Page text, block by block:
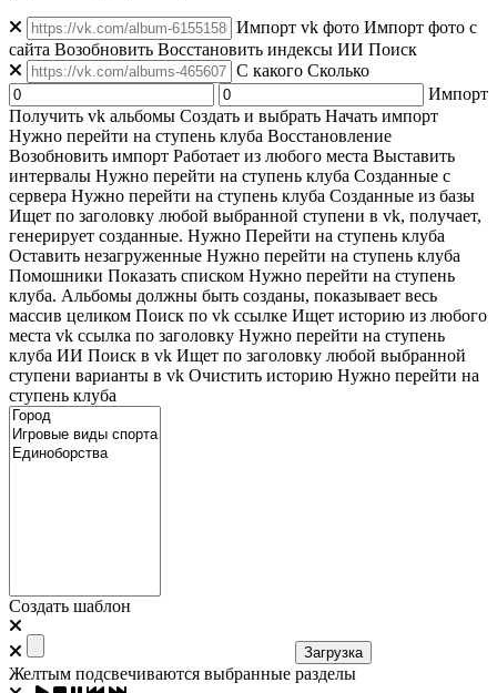
Импорт vk фото Импорт фото с
сайта Возобновить Восстановить индексы ИИ Поиск
C какого Сколько
Импорт
Получить vk альбомы Создать и выбрать Начать импорт
Нужно перейти на ступень клуба Восстановление
Возобновить импорт Работает из любого места Выставить
интервалы Нужно перейти на ступень клуба Созданные с
сервера Нужно перейти на ступень клуба Созданные из базы
Ищет по заголовку любой выбранной ступени в vk, получает,
генерирует созданные. Нужно Перейти на ступень клуба
Оставить незагруженные Нужно перейти на ступень клуба
Помошники Показать списком Нужно перейти на ступень
клуба. Альбомы должны быть созданы, показывает весь
массив целиком Поиск по vk ссылке Ищет историю из любого
места vk ссылка по заголовку Нужно перейти на ступень
клуба ИИ Поиск в vk Ищет по заголовку любой выбранной
ступени варианты в vk Очистить историю Нужно перейти на
ступень клуба
Создать шаблон
Загрузка
Желтым подсвечиваются выбранные разделы